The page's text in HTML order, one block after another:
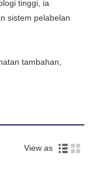
tinggi, ia
sistem pelabelan
tambahan,
View as